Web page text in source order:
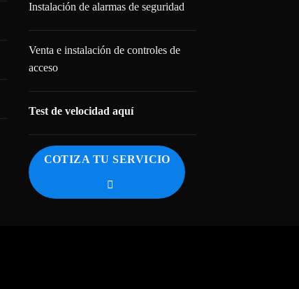
Instalación de alarmas de seguridad
Venta e instalación de controles de
acceso
Test de velocidad aquí
COTIZA TU SERVICIO